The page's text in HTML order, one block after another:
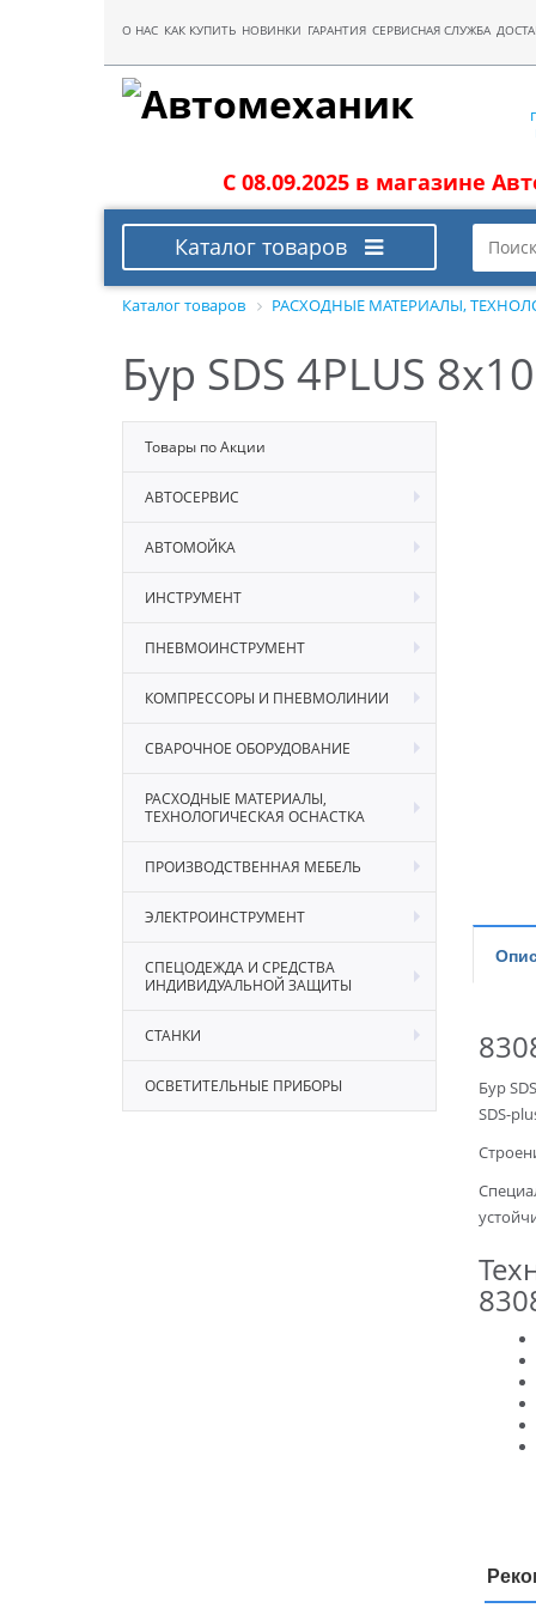
О НАС КАК КУПИТЬ НОВИНКИ ГАРАНТИЯ СЕРВИСНАЯ СЛУЖБА
С 08.09.2025 в магазине
Каталог товаров
Каталог товаров РАСХОДНЫЕ МАТЕРИАЛЫ,
Бур SDS 4PLUS
Товары по Акции
АВТОСЕРВИС
АВТОМОЙКА
ИНСТРУМЕНТ
ПНЕВМОИНСТРУМЕНТ
КОМПРЕССОРЫ И ПНЕВМОЛИНИИ
СВАРОЧНОЕ ОБОРУДОВАНИЕ
РАСХОДНЫЕ МАТЕРИАЛЫ,
ТЕХНОЛОГИЧЕСКАЯ ОСНАСТКА
ПРОИЗВОДСТВЕННАЯ МЕБЕЛЬ
ЭЛЕКТРОИНСТРУМЕНТ
СПЕЦОДЕЖДА И СРЕДСТВА
ИНДИВИДУАЛЬНОЙ ЗАЩИТЫ
СТАНКИ
ОСВЕТИТЕЛЬНЫЕ ПРИБОРЫ
Бур
SDS-